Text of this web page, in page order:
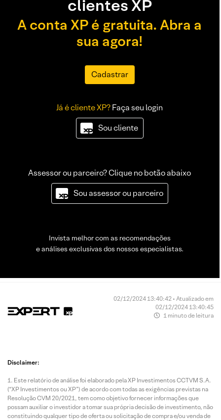
clientes XP
A conta XP é gratuita. Abra a
sua agora!
Cadastrar
Já é cliente XP?Faça seu login
Sou cliente
Assessor ou parceiro? Clique no botão abaixo
Sou assessor ou parceiro
Invista melhor com as recomendações
e análises exclusivas dos nossos especialistas.
02/12/2024 13:40:42 • Atualizado em
02/12/2024 13:40:45
1 minuto de leitura
Disclaimer:
Este relatório de análise foi elaborado pela XP Investimentos CCTVM S.A.
(“XP Investimentos ou XP”) de acordo com todas as exigências previstas na
Resolução CVM 20/2021, tem como objetivo fornecer informações que
possam auxiliar o investidor a tomar sua própria decisão de investimento, não
constituindo qualquer tipo de oferta ou solicitação de compra e/ou venda de